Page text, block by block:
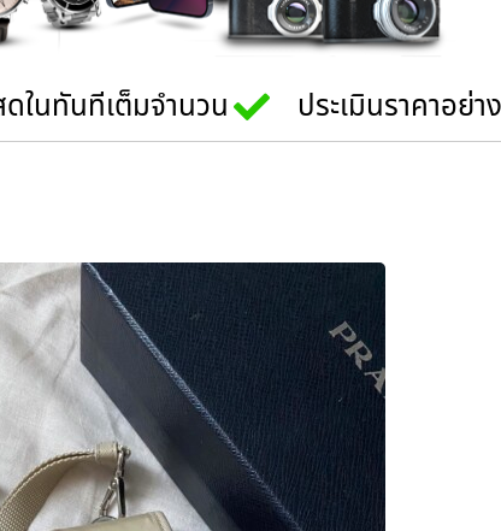
ดในทันทีเต็มจำนวน ประเมินราคาอย่า